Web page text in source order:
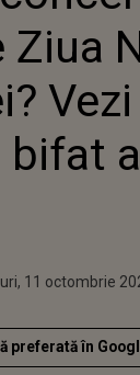
Ziua
bifat
11 octombrie 2022
11 octombrie
preferată în